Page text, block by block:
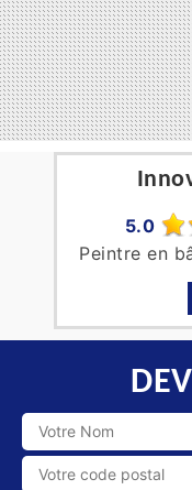
5.0
Peintre en